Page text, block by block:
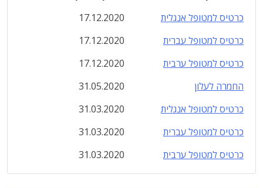
כרטיס למטופל אנגלית
17.12.2020
כרטיס למטופל עברית
17.12.2020
כרטיס למטופל ערבית
17.12.2020
החמרה לעלון
31.05.2020
כרטיס למטופל אנגלית
31.03.2020
כרטיס למטופל עברית
31.03.2020
כרטיס למטופל ערבית
31.03.2020